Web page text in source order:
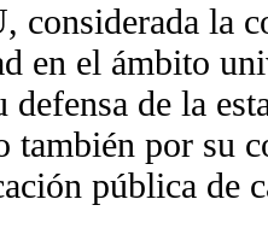
considerada la
en el ámbito
defensa de la
también por su
pública de